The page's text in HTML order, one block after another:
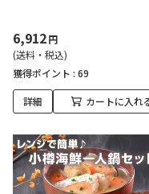
6,912円
(送料・税込)
獲得ポイント : 69
詳細 カートに入れ